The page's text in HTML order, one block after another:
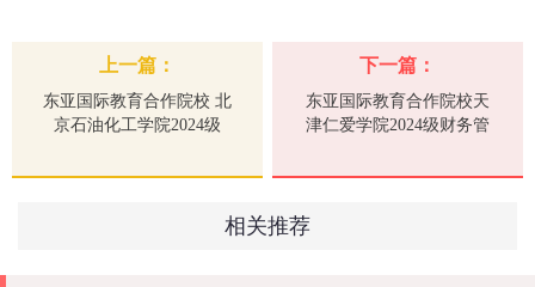
上一篇：
东亚国际教育合作院校 北
京石油化工学院2024级
完成
下一篇：
东亚国际教育合作院校天
津仁爱学院2024级财务管
开班仪式暨奖学金颁发仪
相关推荐